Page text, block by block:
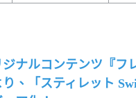
ナルコンテンツ『フ
、「スティレット